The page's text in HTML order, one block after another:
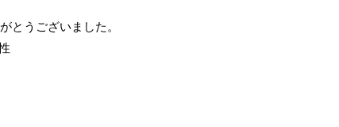
とうございました。